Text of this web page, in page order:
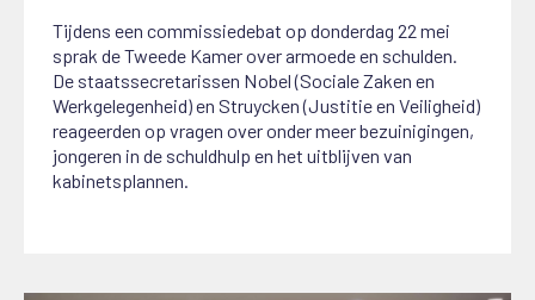
Tijdens een commissiedebat op donderdag 22 mei
sprak de Tweede Kamer over armoede en schulden.
De staatssecretarissen Nobel (Sociale Zaken en
Werkgelegenheid) en Struycken (Justitie en Veiligheid)
reageerden op vragen over onder meer bezuinigingen,
jongeren in de schuldhulp en het uitblijven van
kabinetsplannen.